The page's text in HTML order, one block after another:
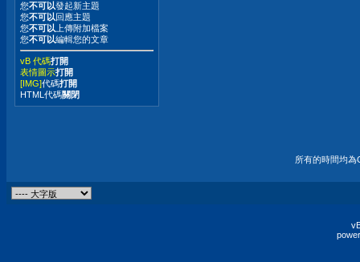
您不可以發起新主題
您不可以回應主題
您不可以 上傳附加檔案
您不可以編輯您的文章
vB 代碼打開
表情圖示打開
[IMG]代碼打開
HTML代碼關閉
所有的時間均為